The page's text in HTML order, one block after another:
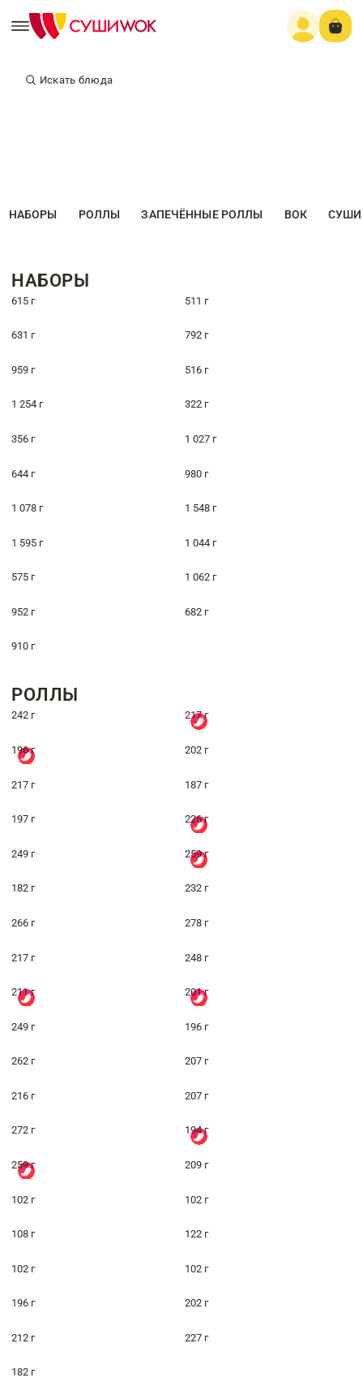
Искать блюда
НАБОРЫ РОЛЛЫ ЗАПЕЧЁННЫЕ РОЛЛЫ ВОК СУШИ
НАБОРЫ
615 г 511 г
631 г 792 г
959 г 516 г
1 254 г 322 г
356 г 1 027 г
644 г 980 г
1 078 г 1 548 г
1 595 г 1 044 г
575 г 1 062 г
952 г 682 г
910 г
РОЛЛЫ
242 г 217 г
196 г 202 г
217 г 187 г
197 г 226 г
249 г 259 г
182 г 232 г
266 г 278 г
217 г 248 г
211 г 201 г
249 г 196 г
262 г 207 г
216 г 207 г
272 г 194 г
259 г 209 г
102 г 102 г
108 г 122 г
102 г 102 г
196 г 202 г
212 г 227 г
182 г